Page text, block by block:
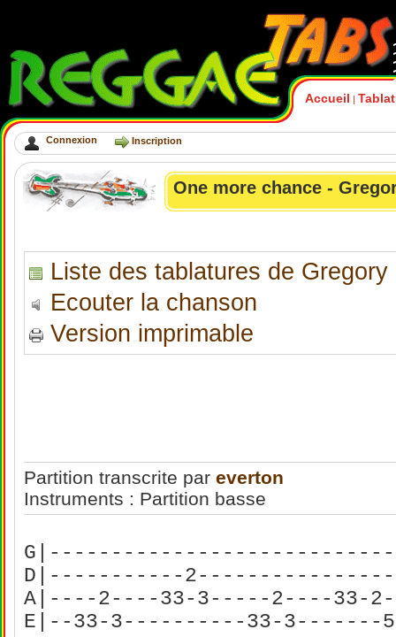
Accueil |
Connexion Inscription
One more chance -
Liste des tablatures de Gregory
Ecouter la chanson
Version imprimable
Partition transcrite par everton
Instruments : Partition basse
D|-----------
A|----2----33-3-----2----33-
E|--33-3----------33-3-------